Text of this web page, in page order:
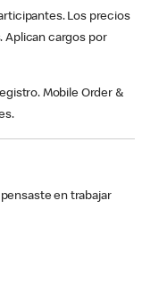
Los precios
Aplican cargos por
Mobile Order &
en trabajar